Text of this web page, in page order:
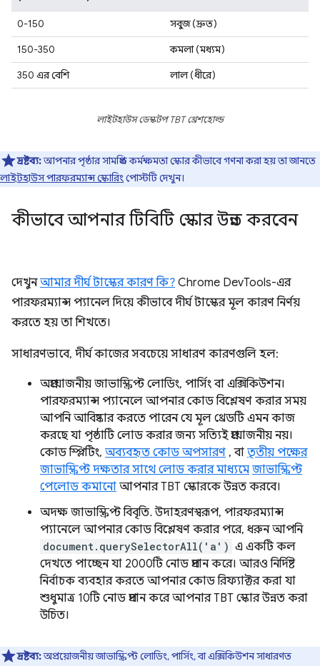
0-150
সবুজ (দ্রুত)
150-350
কমলা (মধ্যম)
350 এর বেশি
লাল (ধীরে)
লাইটহাউস ডেস্কটপ TBT থ্রেশহোল্ড
দ্রষ্টব্য:আপনার পৃষ্ঠার সামগ্রিক কর্মক্ষমতা স্কোর কীভাবে গণনা করা হয় তা জানতে
লাইটহাউস পারফরম্যান্স স্কোরিংপোস্টটি দেখুন।
কীভাবে আপনার টিবিটি স্কোর উন্নত করবেন
দেখুনআমার দীর্ঘ টাস্কের কারণ কি? Chrome DevTools-এর
পারফরম্যান্স প্যানেল দিয়ে কীভাবে দীর্ঘ টাস্কের মূল কারণ নির্ণয়
করতে হয় তা শিখতে।
সাধারণভাবে, দীর্ঘ কাজের সবচেয়ে সাধারণ কারণগুলি হল:
অপ্রয়োজনীয় জাভাস্ক্রিপ্ট লোডিং, পার্সিং বা এক্সিকিউশন।
পারফরম্যান্স প্যানেলে আপনার কোড বিশ্লেষণ করার সময়
আপনি আবিষ্কার করতে পারেন যে মূল থ্রেডটি এমন কাজ
করছে যা পৃষ্ঠাটি লোড করার জন্য সত্যিই প্রয়োজনীয় নয়।
কোড স্প্লিটিং, অব্যবহৃত কোড অপসারণ , বা তৃতীয় পক্ষের
জাভাস্ক্রিপ্ট দক্ষতার সাথে লোড করার মাধ্যমে জাভাস্ক্রিপ্ট
পেলোড কমানো আপনার TBT স্কোরকে উন্নত করবে।
অদক্ষ জাভাস্ক্রিপ্ট বিবৃতি. উদাহরণস্বরূপ, পারফরম্যান্স
প্যানেলে আপনার কোড বিশ্লেষণ করার পরে, ধরুন আপনি
document.querySelectorAll('a') এ একটি কল
দেখতে পাচ্ছেন যা 2000টি নোড প্রদান করে। আরও নির্দিষ্ট
নির্বাচক ব্যবহার করতে আপনার কোড রিফ্যাক্টর করা যা
শুধুমাত্র 10টি নোড প্রদান করে আপনার TBT স্কোর উন্নত করা
উচিত।
দ্রষ্টব্য:অপ্রয়োজনীয় জাভাস্ক্রিপ্ট লোডিং, পার্সিং, বা এক্সিকিউশন সাধারণত